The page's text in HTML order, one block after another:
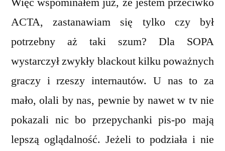
ACTA, zastanawiam się tylko czy był
potrzebny aż taki szum? Dla SOPA
wystarczył zwykły blackout kilku poważnych
graczy i rzeszy internautów. U nas to za
mało, olali by nas, pewnie by nawet w tv nie
pokazali nic bo przepychanki pis-po mają
lepszą oglądalność. Jeżeli to podziała i nie